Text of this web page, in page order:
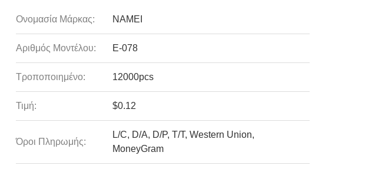
Ονομασία Μάρκας: NAMEI
Αριθμός Μοντέλου: Ε-078
Τροποποιημένο: 12000pcs
Τιμή: $0.12
Όροι Πληρωμής:
L/C, D/A, D/P, T/T, Western Union,
MoneyGram